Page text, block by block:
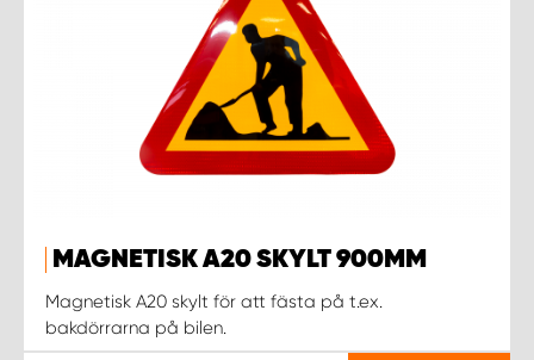
MAGNETISK A20 SKYLT 900MM
Magnetisk A20 skylt för att fästa på t.ex.
bakdörrarna på bilen.